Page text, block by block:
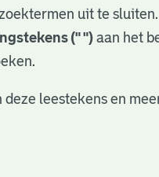
uit te sluiten.
(" ") aan het
leestekens en